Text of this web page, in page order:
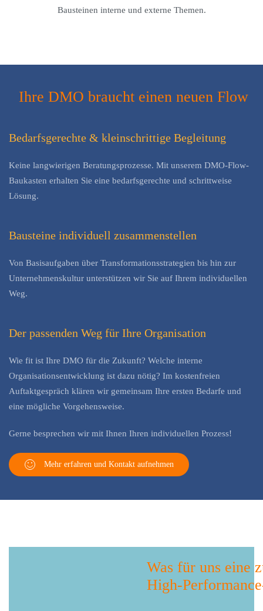
Bausteinen interne und externe Themen.
Ihre DMO braucht einen neuen Flow
Bedarfsgerechte & kleinschrittige Begleitung
Keine langwierigen Beratungsprozesse. Mit unserem DMO-Flow-
Baukasten erhalten Sie eine bedarfsgerechte und schrittweise
Lösung.
Bausteine individuell zusammenstellen
Von Basisaufgaben über Transformationsstrategien bis hin zur
Unternehmenskultur unterstützen wir Sie auf Ihrem individuellen
Weg.
Der passenden Weg für Ihre Organisation
Wie fit ist Ihre DMO für die Zukunft? Welche interne
Organisationsentwicklung ist dazu nötig? Im kostenfreien
Auftaktgespräch klären wir gemeinsam Ihre ersten Bedarfe und
eine mögliche Vorgehensweise.
Gerne besprechen wir mit Ihnen Ihren individuellen Prozess!
Mehr erfahren und Kontakt aufnehmen
Was für uns eine
High-